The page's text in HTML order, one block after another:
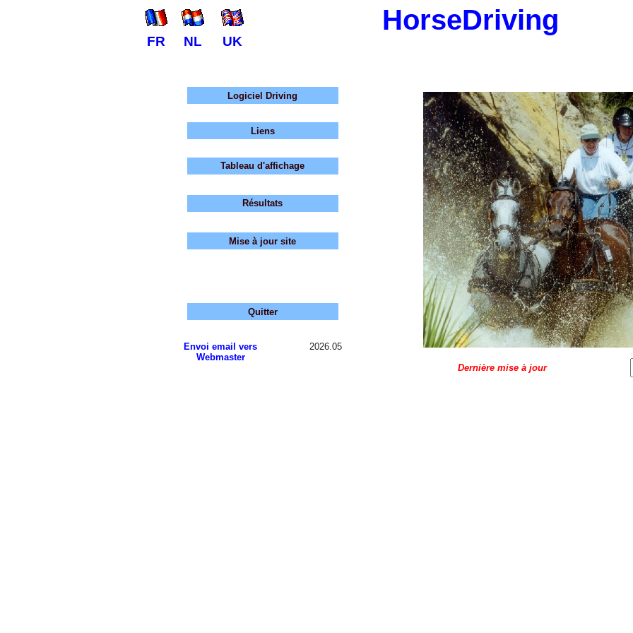
FR NL UK
HorseDriving
Logiciel Driving
Liens
Tableau d'affichage
Résultats
Mise à jour site
Quitter
Envoi email vers
Webmaster
2026.05
Dernière mise à jour